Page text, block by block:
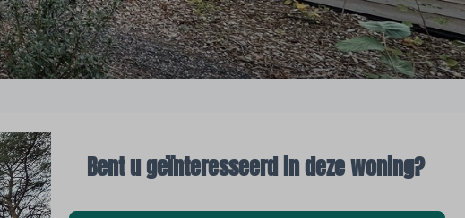
Bent u geïnteresseerd in deze woning?